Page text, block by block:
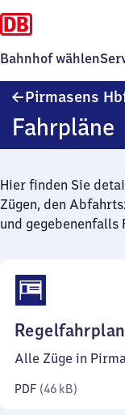
Bahnhof wählen
Pirmasens
Fahrpläne
Hier finden Sie
Zügen, den
und gegebenenfalls
Regelfahrplan
Alle Züge in
PDF (46 kB)